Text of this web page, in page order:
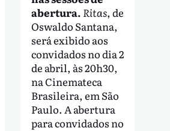
abertura. Ritas, de
Oswaldo Santana,
será exibido aos
convidados no dia 2
de abril, às 20h30,
na Cinemateca
Brasileira, em São
Paulo. A abertura
para convidados no